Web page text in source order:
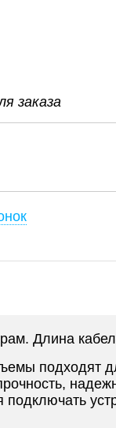
заказа
Длина
подходят